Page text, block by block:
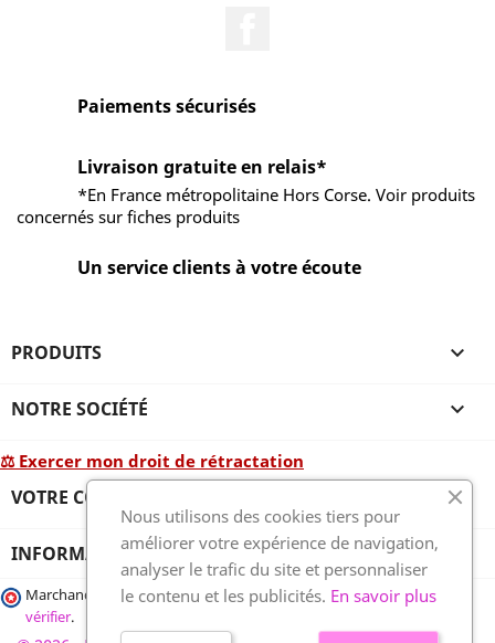
Paiements sécurisés
Livraison gratuite en relais*
*En France métropolitaine Hors Corse. Voir produits
concernés sur fiches produits
Un service clients à votre écoute
PRODUITS 
NOTRE SOCIÉTÉ 
⚖ Exercer mon droit de rétractation
VOTRE COMPTE 
INFORMATIONS
Marchand approuvé par la Société des Avis Garantis,cliquez ici pour
vérifier.
Nous utilisons des cookies tiers pour
améliorer votre expérience de navigation,
analyser le trafic du site et personnaliser
le contenu et les publicités. En savoir plus